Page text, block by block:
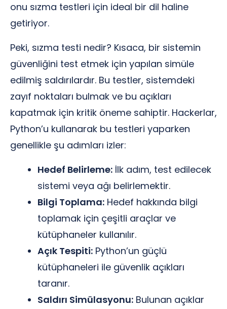
onu sızma testleri için ideal bir dil haline
getiriyor.
Peki, sızma testi nedir? Kısaca, bir sistemin
güvenliğini test etmek için yapılan simüle
edilmiş saldırılardır. Bu testler, sistemdeki
zayıf noktaları bulmak ve bu açıkları
kapatmak için kritik öneme sahiptir. Hackerlar,
Python’u kullanarak bu testleri yaparken
genellikle şu adımları izler:
Hedef Belirleme: İlk adım, test edilecek
sistemi veya ağı belirlemektir.
Bilgi Toplama: Hedef hakkında bilgi
toplamak için çeşitli araçlar ve
kütüphaneler kullanılır.
Açık Tespiti: Python’un güçlü
kütüphaneleri ile güvenlik açıkları
taranır.
Saldırı Simülasyonu: Bulunan açıklar